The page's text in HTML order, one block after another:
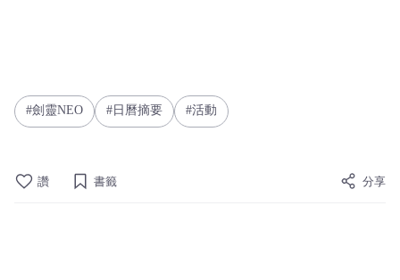
劍靈NEO 日曆摘要 活動
讚 書籤 分享